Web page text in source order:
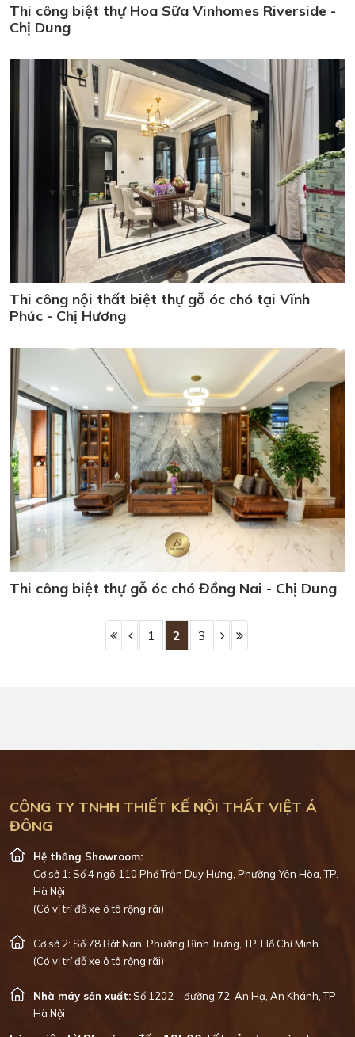
Thi công biệt thự Hoa Sữa Vinhomes Riverside -
Chị Dung
Thi công nội thất biệt thự gỗ óc chó tại Vĩnh
Phúc - Chị Hương
Thi công biệt thự gỗ óc chó Đồng Nai - Chị Dung
1 2 3
CÔNG TY TNHH THIẾT KẾ NỘI THẤT VIỆT Á
ĐÔNG
Hệ thống Showroom:
Cơ sở 1: Số 4 ngõ 110 Phố Trần Duy Hưng, Phường Yên Hòa, TP.
Hà Nội
(Có vị trí đỗ xe ô tô rộng rãi)
Cơ sở 2: Số 78 Bát Nàn, Phường Bình Trưng, TP. Hồ Chí Minh
(Có vị trí đỗ xe ô tô rộng rãi)
Nhà máy sản xuất:Số 1202 – đường 72, An Hạ, An Khánh, TP
Hà Nội